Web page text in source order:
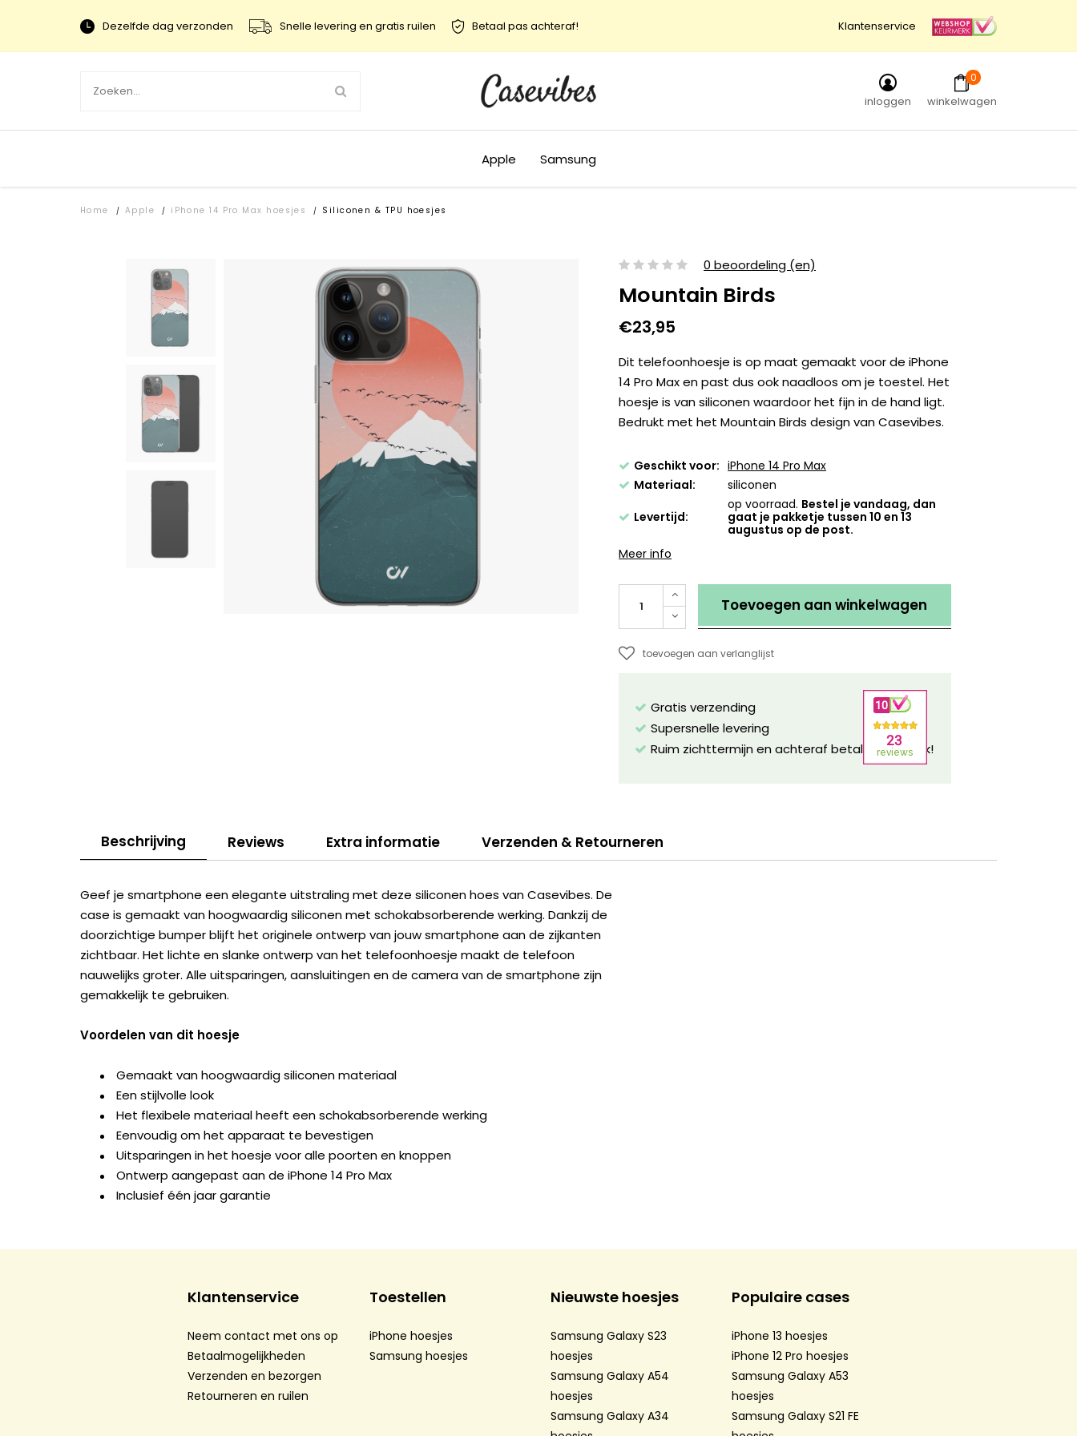
Dezelfde dag verzonden Snelle levering en gratis ruilen Betaal pas achteraf! Klantenservice
inloggen
0
winkelwagen
Apple Samsung
Home / Apple / iPhone 14 Pro Max hoesjes / Siliconen & TPU hoesjes
0 beoordeling (en)
Mountain Birds
€23,95
Dit telefoonhoesje is op maat gemaakt voor de iPhone
14 Pro Max en past dus ook naadloos om je toestel. Het
hoesje is van siliconen waardoor het fijn in de hand ligt.
Bedrukt met het Mountain Birds design van Casevibes.
Geschikt voor: iPhone 14 Pro Max
Materiaal:
siliconen
Levertijd:
op voorraad. Bestel je vandaag, dan
gaat je pakketje tussen 10 en 13
augustus op de post.
Meer info
Toevoegen aan winkelwagen
toevoegen aan verlanglijst
Gratis verzending
Supersnelle levering
Ruim zichttermijn en achteraf betalen mogelijk!
Beschrijving Reviews Extra informatie Verzenden & Retourneren
Geef je smartphone een elegante uitstraling met deze siliconen hoes van Casevibes. De
case is gemaakt van hoogwaardig siliconen met schokabsorberende werking. Dankzij de
doorzichtige bumper blijft het originele ontwerp van jouw smartphone aan de zijkanten
zichtbaar. Het lichte en slanke ontwerp van het telefoonhoesje maakt de telefoon
nauwelijks groter. Alle uitsparingen, aansluitingen en de camera van de smartphone zijn
gemakkelijk te gebruiken.
Voordelen van dit hoesje
Gemaakt van hoogwaardig siliconen materiaal
Een stijlvolle look
Het flexibele materiaal heeft een schokabsorberende werking
Eenvoudig om het apparaat te bevestigen
Uitsparingen in het hoesje voor alle poorten en knoppen
Ontwerp aangepast aan de iPhone 14 Pro Max
Inclusief één jaar garantie
Klantenservice
Neem contact met ons op
Betaalmogelijkheden
Verzenden en bezorgen
Retourneren en ruilen
Toestellen
iPhone hoesjes
Samsung hoesjes
Nieuwste hoesjes
Samsung Galaxy S23
hoesjes
Samsung Galaxy A54
hoesjes
Samsung Galaxy A34
Populaire cases
iPhone 13 hoesjes
iPhone 12 Pro hoesjes
Samsung Galaxy A53
hoesjes
Samsung Galaxy S21 FE